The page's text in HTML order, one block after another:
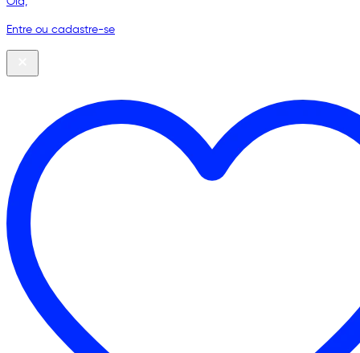
Entre ou cadastre-se